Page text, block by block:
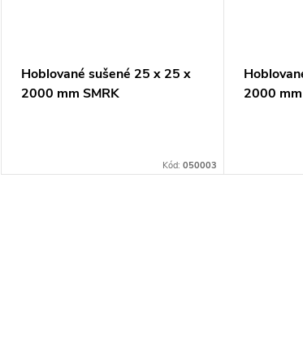
Hoblované sušené 25 x 25 x
2000 mm SMRK
Kód: 050003
2000